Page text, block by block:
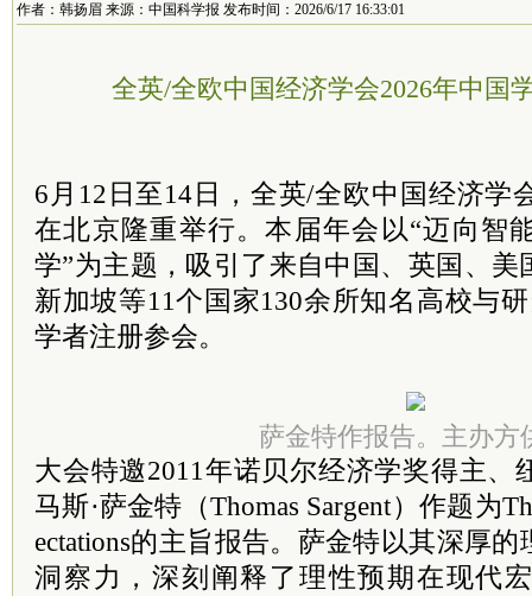
作者：韩扬眉 来源：中国科学报 发布时间：2026/6/17 16:33:01
全英/全欧中国经济学会2026年中国
6月12日至14日，全英/全欧中国经济学
在北京隆重举行。本届年会以“迈向智
学”为主题，吸引了来自中国、英国、
新加坡等11个国家130余所知名高校与
学者注册参会。
萨金特作报告。主办方
大会特邀2011年诺贝尔经济学奖得主、
马斯·萨金特（Thomas Sargent）作题为
ectations的主旨报告。萨金特以其深厚
洞察力，深刻阐释了理性预期在现代